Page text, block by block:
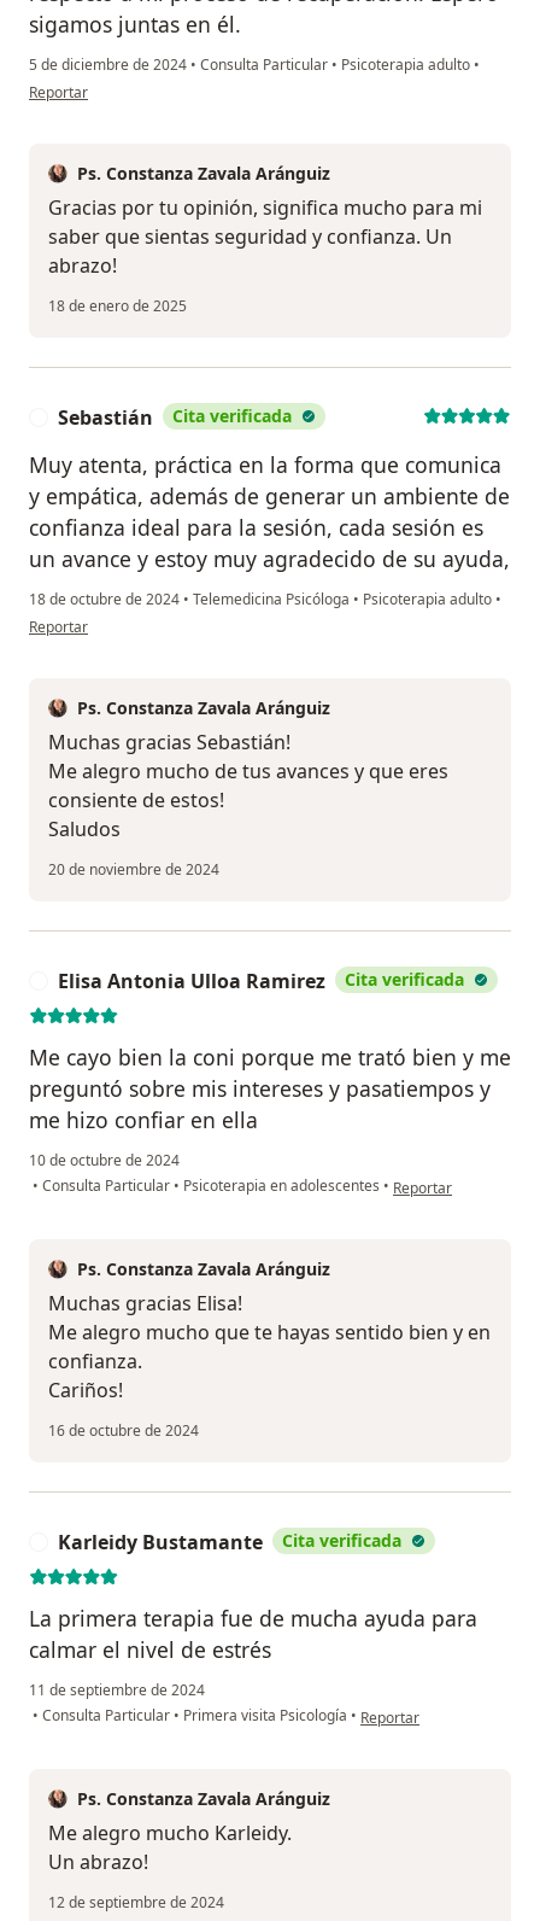
sigamos juntas en él.
5 de diciembre de 2024 • Consulta Particular • Psicoterapia adulto •
en opinión del usuario M.L
Reportar
Ps. Constanza Zavala Aránguiz
Gracias por tu opinión, significa mucho para mi
saber que sientas seguridad y confianza. Un
abrazo!
18 de enero de 2025
Sebastián Cita verificada
Muy atenta, práctica en la forma que comunica
y empática, además de generar un ambiente de
confianza ideal para la sesión, cada sesión es
un avance y estoy muy agradecido de su ayuda,
18 de octubre de 2024 • Telemedicina Psicóloga • Psicoterapia adulto •
en opinión del usuario Sebastián
Reportar
Ps. Constanza Zavala Aránguiz
Muchas gracias Sebastián!
Me alegro mucho de tus avances y que eres
consiente de estos!
Saludos
20 de noviembre de 2024
Elisa Antonia Ulloa Ramirez Cita verificada
Me cayo bien la coni porque me trató bien y me
preguntó sobre mis intereses y pasatiempos y
me hizo confiar en ella
10 de octubre de 2024
• Consulta Particular • Psicoterapia en adolescentes • en opinión del
Reportar
Ps. Constanza Zavala Aránguiz
Muchas gracias Elisa!
Me alegro mucho que te hayas sentido bien y en
confianza.
Cariños!
16 de octubre de 2024
Karleidy Bustamante Cita verificada
La primera terapia fue de mucha ayuda para
calmar el nivel de estrés
11 de septiembre de 2024
• Consulta Particular • Primera visita Psicología • en opinión del usuario
Reportar
Ps. Constanza Zavala Aránguiz
Me alegro mucho Karleidy.
Un abrazo!
12 de septiembre de 2024